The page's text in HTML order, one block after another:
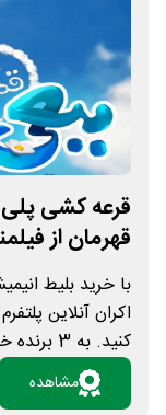
قرعه کشی
قهرمان از
با خرید بلیط
اکران آنلاین
دیگر تبلت هدیه
داستان گوسفندی
مشاهده